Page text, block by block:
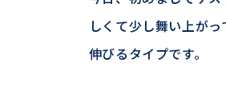
しくて少し舞い上が
伸びるタイプです。